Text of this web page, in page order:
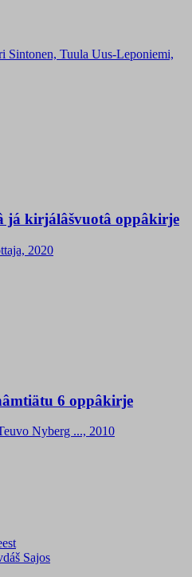
Sintonen, Tuula Uus-Leponiemi,
já kirjálâšvuotâ oppâkirje
2020
6 oppâkirje
Nyberg ..., 2010
Sajos